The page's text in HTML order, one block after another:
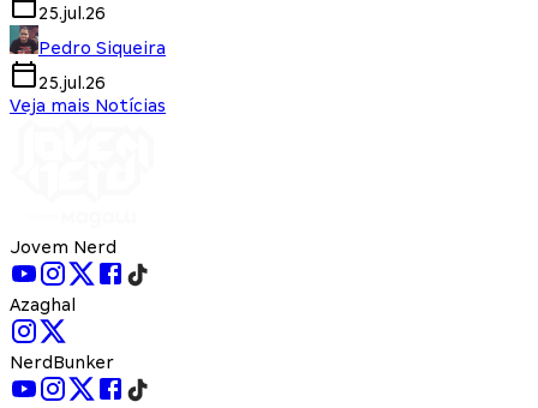
25.jul.26
Pedro Siqueira
25.jul.26
Veja mais Notícias
Jovem Nerd
Azaghal
NerdBunker